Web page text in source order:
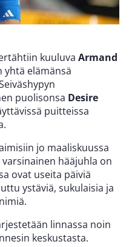
kuuluva Armand
yhtä elämänsä
puolisonsa Desire
puitteissa
jo maaliskuussa
hääjuhla on
ovat useita päiviä
ystäviä, sukulaisia ja
linnassa noin
keskustasta.